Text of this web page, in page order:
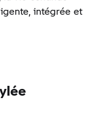
intégrée et